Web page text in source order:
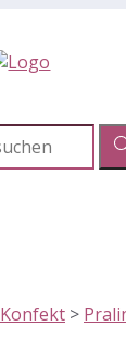
Konfekt >